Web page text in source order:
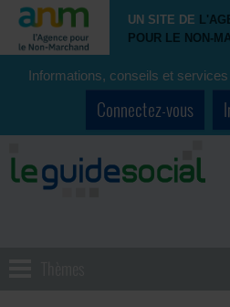
UN SITE DE
POUR LE NON-
Informations, conseils et
Connectez-vous